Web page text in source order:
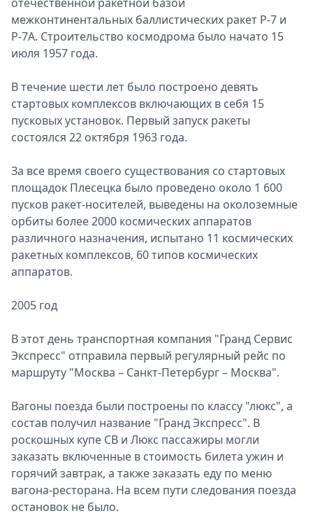
межконтинентальных баллистических ракет Р-7 и
Р-7А. Строительство космодрома было начато 15
июля 1957 года.
В течение шести лет было построено девять
стартовых комплексов включающих в себя 15
пусковых установок. Первый запуск ракеты
состоялся 22 октября 1963 года.
За все время своего существования со стартовых
площадок Плесецка было проведено около 1 600
пусков ракет-носителей, выведены на околоземные
орбиты более 2000 космических аппаратов
различного назначения, испытано 11 космических
ракетных комплексов, 60 типов космических
аппаратов.
2005 год
В этот день транспортная компания "Гранд Сервис
Экспресс" отправила первый регулярный рейс по
маршруту "Москва – Санкт-Петербург – Москва".
Вагоны поезда были построены по классу "люкс", а
состав получил название "Гранд Экспресс". В
роскошных купе СВ и Люкс пассажиры могли
заказать включенные в стоимость билета ужин и
горячий завтрак, а также заказать еду по меню
вагона-ресторана. На всем пути следования поезда
остановок не было.